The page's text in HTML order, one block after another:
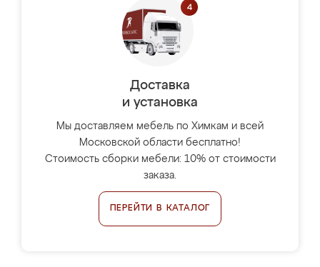
Доставка
и установка
Мы доставляем мебель по Химкам и всей
Московской области бесплатно!
Стоимость сборки мебели: 10% от стоимости
заказа.
ПЕРЕЙТИ В КАТАЛОГ